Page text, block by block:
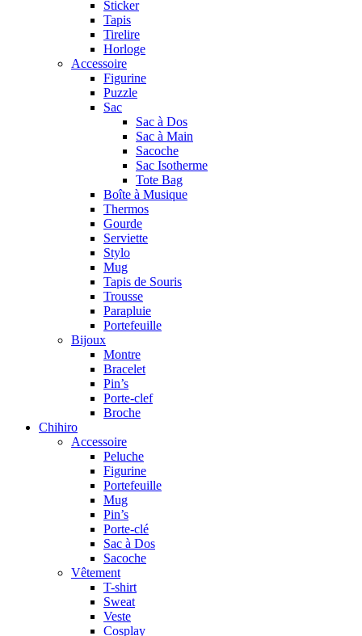
Sticker
Tapis
Tirelire
Horloge
Accessoire
Figurine
Puzzle
Sac
Sac à Dos
Sac à Main
Sacoche
Sac Isotherme
Tote Bag
Boîte à Musique
Thermos
Gourde
Serviette
Stylo
Mug
Tapis de Souris
Trousse
Parapluie
Portefeuille
Bijoux
Montre
Bracelet
Pin’s
Porte-clef
Broche
Chihiro
Accessoire
Peluche
Figurine
Portefeuille
Mug
Pin’s
Porte-clé
Sac à Dos
Sacoche
Vêtement
T-shirt
Sweat
Veste
Cosplay